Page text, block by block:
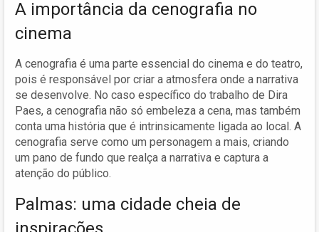
A importância da cenografia no
cinema
A cenografia é uma parte essencial do cinema e do teatro,
pois é responsável por criar a atmosfera onde a narrativa
se desenvolve. No caso específico do trabalho de Dira
Paes, a cenografia não só embeleza a cena, mas também
conta uma história que é intrinsicamente ligada ao local. A
cenografia serve como um personagem a mais, criando
um pano de fundo que realça a narrativa e captura a
atenção do público.
Palmas: uma cidade cheia de